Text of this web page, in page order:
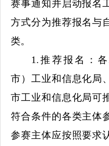
赛事通知并启动报名
方式分为推荐报名与
类。
1.推荐报名：各
市）工业和信息化局
市工业和信息化局可
符合条件的各类主体
参赛主体应按照要求